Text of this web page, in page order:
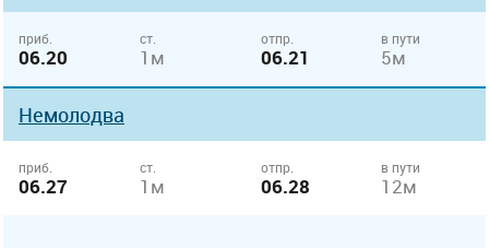
приб.
06.20
ст.
1м
отпр.
06.21
в пути
5м
Немолодва
приб.
06.27
ст.
1м
отпр.
06.28
в пути
12м